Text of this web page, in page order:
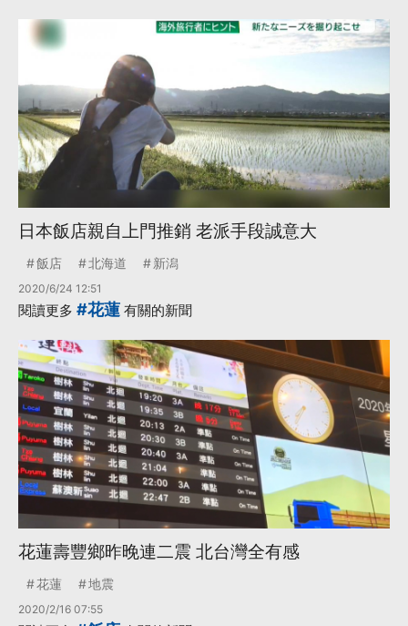
日本飯店親自上門推銷 老派手段誠意大
飯店 北海道 新潟
2020/6/24 12:51
閱讀更多 #花蓮 有關的新聞
花蓮壽豐鄉昨晚連二震 北台灣全有感
花蓮 地震
2020/2/16 07:55